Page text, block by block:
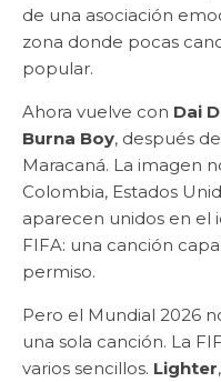
de una asociación
zona donde pocas
popular.
Ahora vuelve con Dai
Burna Boy, después
Maracaná. La imagen
Colombia, Estados
aparecen unidos en el
FIFA: una canción
permiso.
Pero el Mundial 2026
una sola canción. La
varios sencillos. Lighter